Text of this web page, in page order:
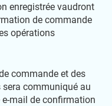
enregistrée vaudront
de commande
opérations
commande et des
communiqué au
mail de confirmation